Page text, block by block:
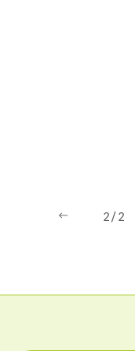
Previous
2/2